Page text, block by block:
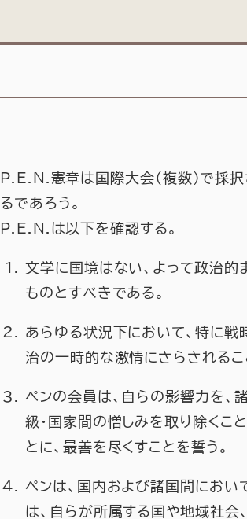
P.E.N.憲章は国際大会（複数）で採
るであろう。
P.E.N.は以下を確認する。
文学に国境はない、よって政治的
ものとすべきである。
あらゆる状況下において、特に
治の一時的な激情にさらされるこ
ペンの会員は、自らの影響力を、
級・国家間の憎しみを取り除くこ
とに、最善を尽くすことを誓う。
ペンは、国内および諸国間におい
は、自らが所属する国や地域社会